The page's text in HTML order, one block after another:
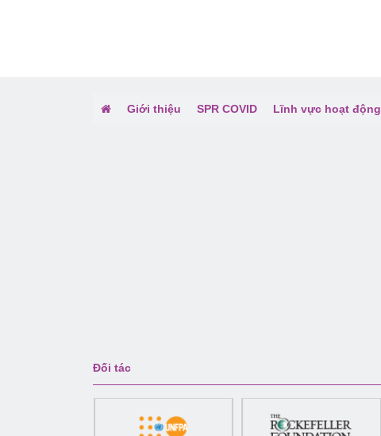
Giới thiệu SPR COVID Lĩnh vực hoạt động
Đối tác